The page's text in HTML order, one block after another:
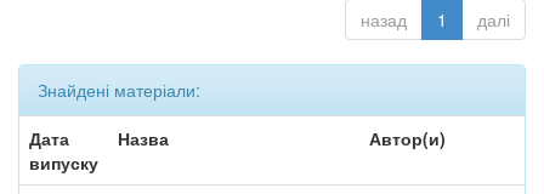
назад 1 далі
Знайдені матеріали:
Дата
випуску
Назва Автор(и)